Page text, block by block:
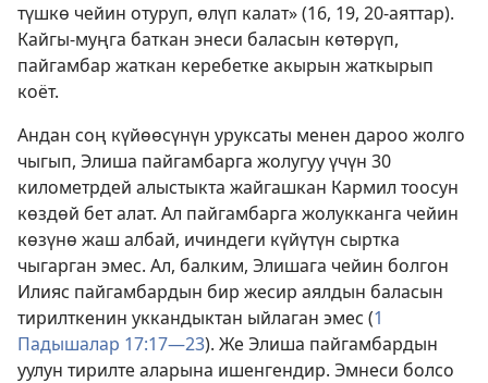
түшкө чейин отуруп, өлүп калат» (16, 19, 20-аяттар).
Кайгы-муңга баткан энеси баласын көтөрүп,
пайгамбар жаткан керебетке акырын жаткырып
коёт.
Андан соң күйөөсүнүн уруксаты менен дароо жолго
чыгып, Элиша пайгамбарга жолугуу үчүн 30
километрдей алыстыкта жайгашкан Кармил тоосун
көздөй бет алат. Ал пайгамбарга жолукканга чейин
көзүнө жаш албай, ичиндеги күйүтүн сыртка
чыгарган эмес. Ал, балким, Элишага чейин болгон
Илияс пайгамбардын бир жесир аялдын баласын
тирилткенин уккандыктан ыйлаган эмес (1
Падышалар 17:17—23). Же Элиша пайгамбардын
уулун тирилте аларына ишенгендир. Эмнеси болсо